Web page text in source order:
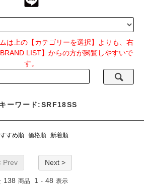
は上の【カテゴリーを選択】よりも、右
LIST】からの方が閲覧しやすいで
す。
ーワード:SRF18SS
すめ順 価格順 新着順
Prev Next >
138 商品 1 - 48 表示